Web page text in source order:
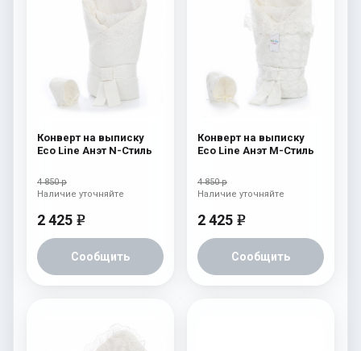
Конверт на выписку
Eco Line Анэт N-Стиль
4 850 р
2 425 e
Сообщить
Наличие уточняйте
Конверт на выписку
Eco Line Анэт M-Стиль
4 850 р
2 425 e
Сообщить
Наличие уточняйте